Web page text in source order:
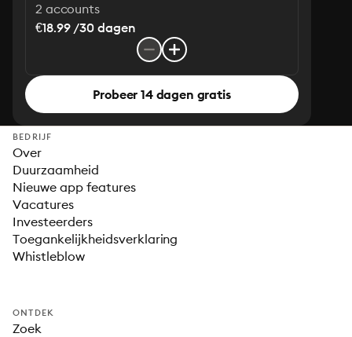
2 accounts
€18.99 /30 dagen
Probeer 14 dagen gratis
BEDRIJF
Over
Duurzaamheid
Nieuwe app features
Vacatures
Investeerders
Toegankelijkheidsverklaring
Whistleblow
ONTDEK
Zoek